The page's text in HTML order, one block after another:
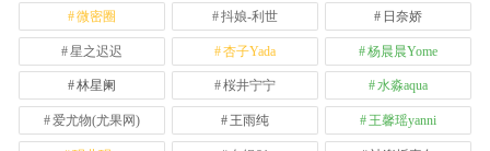
微密圈 抖娘-利世 日奈娇
星之迟迟 杏子Yada 杨晨晨Yome
林星阑 桜井宁宁 水淼aqua
爱尤物(尤果网) 王雨纯 王馨瑶yanni